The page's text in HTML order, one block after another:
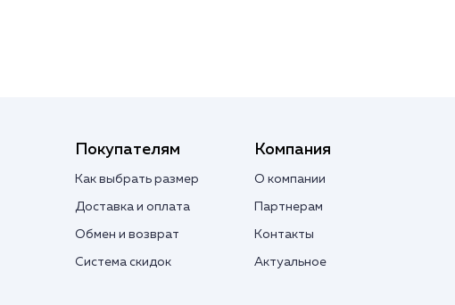
Покупателям
Как выбрать размер
Доставка и оплата
Обмен и возврат
Система скидок
Компания
О компании
Партнерам
Контакты
Актуальное